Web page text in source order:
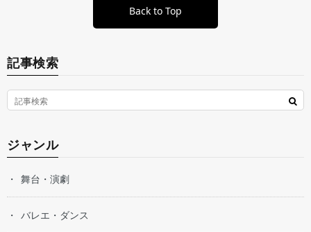
Back to Top
記事検索
ジャンル
舞台・演劇
バレエ・ダンス